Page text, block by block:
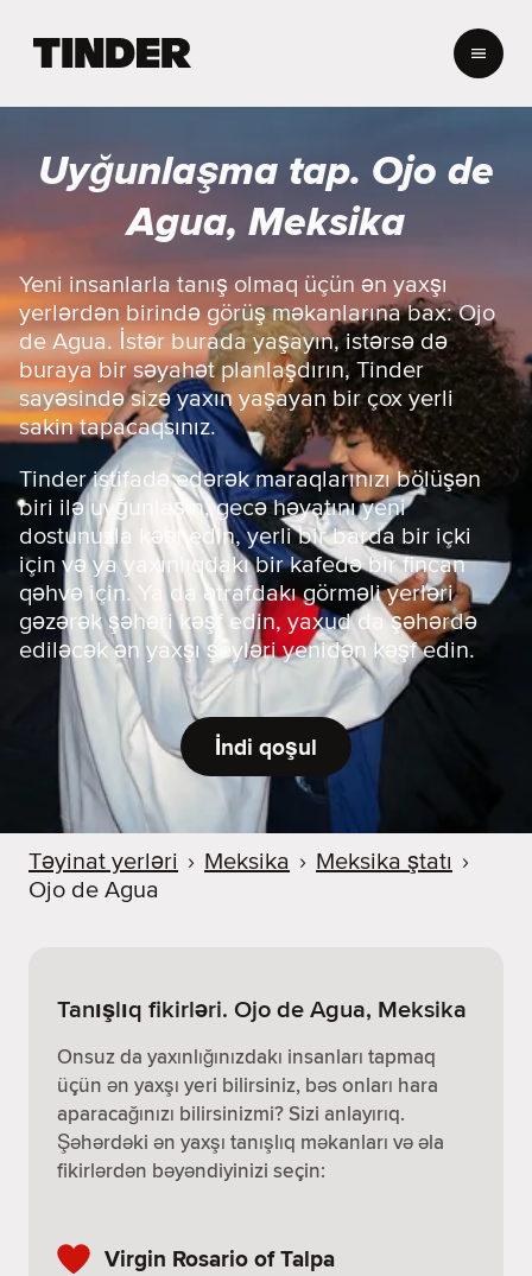
r
H
o
e
Uyğunlaşma tap. Ojo de
Agua, Meksika
Yeni insanlarla tanış olmaq üçün ən yaxşı
yerlərdən birində görüş məkanlarına bax: Ojo
de Agua. İstər burada yaşayın, istərsə də
buraya bir səyahət planlaşdırın, Tinder
sayəsində sizə yaxın yaşayan bir çox yerli
sakin tapacaqsınız.
Tinder istifadə edərək maraqlarınızı bölüşən
biri ilə uyğunlaşın, gecə həyatını yeni
dostunuzla kəşf edin, yerli bir barda bir içki
için və ya yaxınlıqdakı bir kafedə bir fincan
qəhvə için. Ya da ətrafdakı görməli yerləri
gəzərək şəhəri kəşf edin, yaxud da şəhərdə
ediləcək ən yaxşı şeyləri yenidən kəşf edin.
İndi qoşul
Təyinat yerləri › Meksika › Meksika ştatı ›
Ojo de Agua
Tanışlıq fikirləri. Ojo de Agua, Meksika
Onsuz da yaxınlığınızdakı insanları tapmaq
üçün ən yaxşı yeri bilirsiniz, bəs onları hara
aparacağınızı bilirsinizmi? Sizi anlayırıq.
Şəhərdəki ən yaxşı tanışlıq məkanları və əla
fikirlərdən bəyəndiyinizi seçin:
Virgin Rosario of Talpa